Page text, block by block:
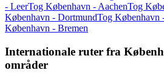
- LeerTog København - AachenTog
København - DortmundTog København
København - Bremen
Internationale ruter fra
områder